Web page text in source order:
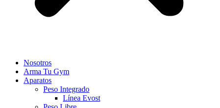
Nosotros
Arma Tu Gym
Aparatos
Peso Integrado
Línea Evost